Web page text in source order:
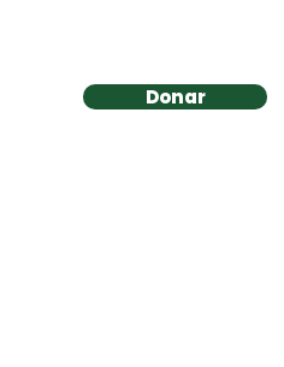
Donar